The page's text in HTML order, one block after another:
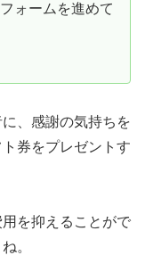
ォームを進めて
、感謝の気持ちを
券をプレゼントす
を抑えることがで
。